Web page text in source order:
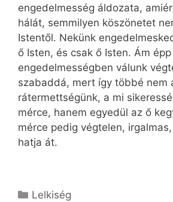
engedelmesség áldozata,
hálát, semmilyen köszönetet
Istentől. Nekünk
ő Isten, és csak ő Isten. Ám
engedelmességben válunk
szabaddá, mert így többé nem
rátermettségünk, a mi
mérce, hanem egyedül az ő
mérce pedig végtelen,
hatja át.
Kategória
Lelkiség